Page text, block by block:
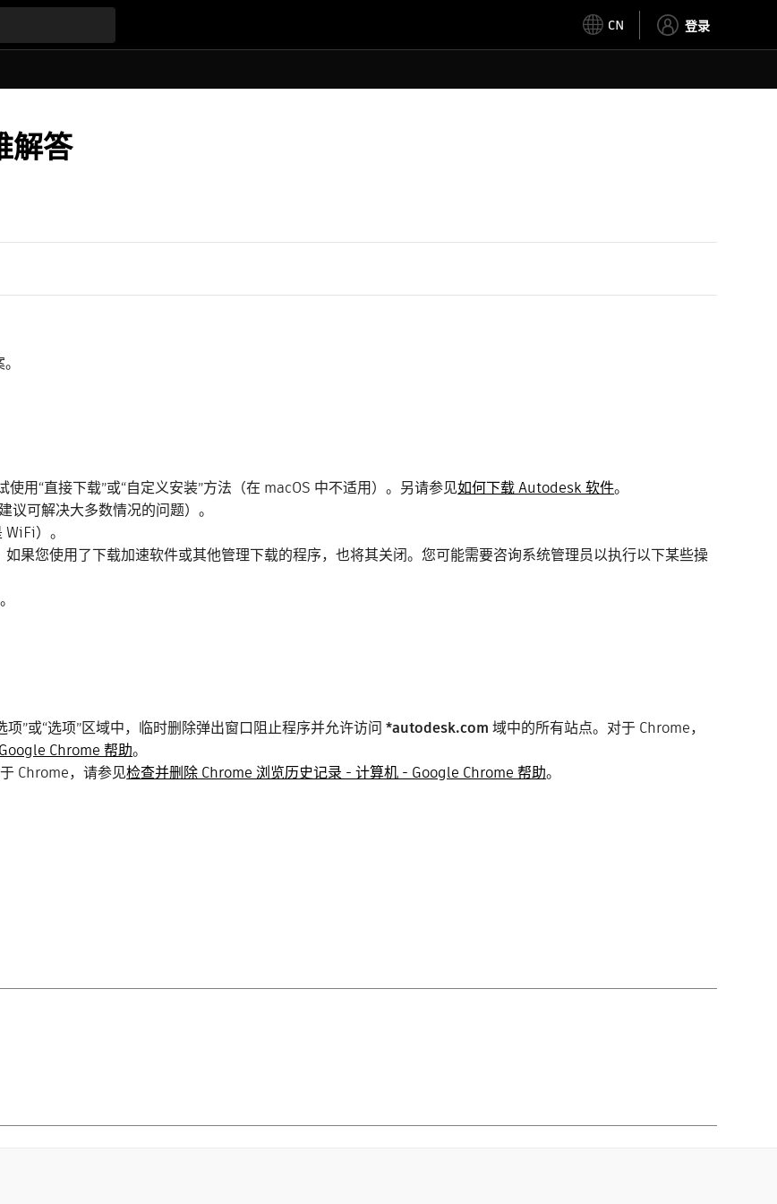
CN 登录
解答
用“直接下载”或“自定义安装”方法（在 macOS 中不适用）。另请参见如何下载 Autodesk 软件。
可解决大多数情况的问题）。
）。
果您使用了下载加速软件或其他管理下载的程序，也将其关闭。您可能需要咨询系统管理员以执行以下某些操
”或“选项”区域中，临时删除弹出窗口阻止程序并允许访问*autodesk.com 域中的所有站点。对于 Chrome，
Chrome 帮助。
Chrome，请参见检查并删除 Chrome 浏览历史记录 - 计算机 - Google Chrome 帮助。